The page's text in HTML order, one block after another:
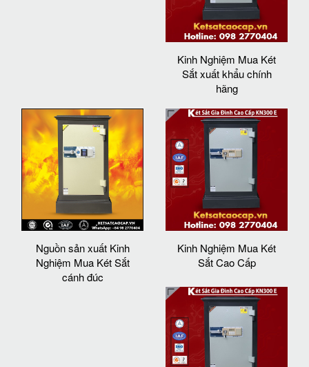
Kinh Nghiệm Mua Két
Sắt xuất khẩu chính
hãng
Nguồn sản xuất Kinh
Nghiệm Mua Két Sắt
cánh đúc
Kinh Nghiệm Mua Két
Sắt Cao Cấp